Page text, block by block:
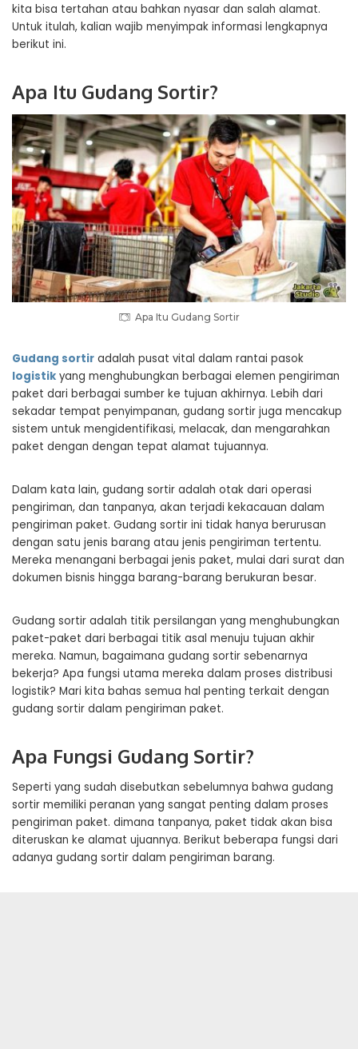
kita bisa tertahan atau bahkan nyasar dan salah alamat.
Untuk itulah, kalian wajib menyimpak informasi lengkapnya
berikut ini.
Apa Itu Gudang Sortir?
Apa Itu Gudang Sortir
Gudang sortir adalah pusat vital dalam rantai pasok
logistik yang menghubungkan berbagai elemen pengiriman
paket dari berbagai sumber ke tujuan akhirnya. Lebih dari
sekadar tempat penyimpanan, gudang sortir juga mencakup
sistem untuk mengidentifikasi, melacak, dan mengarahkan
paket dengan dengan tepat alamat tujuannya.
Dalam kata lain, gudang sortir adalah otak dari operasi
pengiriman, dan tanpanya, akan terjadi kekacauan dalam
pengiriman paket. Gudang sortir ini tidak hanya berurusan
dengan satu jenis barang atau jenis pengiriman tertentu.
Mereka menangani berbagai jenis paket, mulai dari surat dan
dokumen bisnis hingga barang-barang berukuran besar.
Gudang sortir adalah titik persilangan yang menghubungkan
paket-paket dari berbagai titik asal menuju tujuan akhir
mereka. Namun, bagaimana gudang sortir sebenarnya
bekerja? Apa fungsi utama mereka dalam proses distribusi
logistik? Mari kita bahas semua hal penting terkait dengan
gudang sortir dalam pengiriman paket.
Apa Fungsi Gudang Sortir?
Seperti yang sudah disebutkan sebelumnya bahwa gudang
sortir memiliki peranan yang sangat penting dalam proses
pengiriman paket. dimana tanpanya, paket tidak akan bisa
diteruskan ke alamat ujuannya. Berikut beberapa fungsi dari
adanya gudang sortir dalam pengiriman barang.